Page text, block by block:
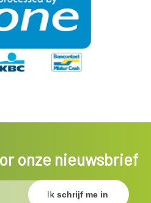
onze nieuwsbrief